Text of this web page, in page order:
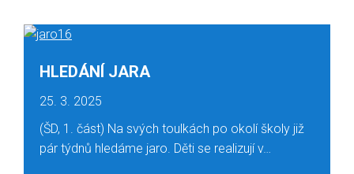
HLEDÁNÍ JARA
25. 3. 2025
(ŠD, 1. část) Na svých toulkách po okolí školy již
pár týdnů hledáme jaro. Děti se realizují v…